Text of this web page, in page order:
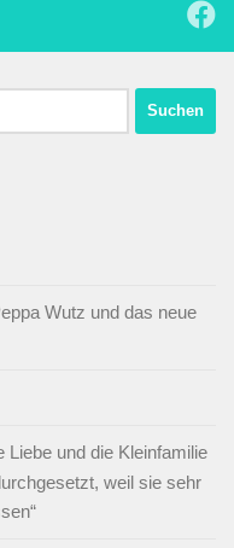
Wutz und das neue
Liebe und die Kleinfamilie
weil sie sehr